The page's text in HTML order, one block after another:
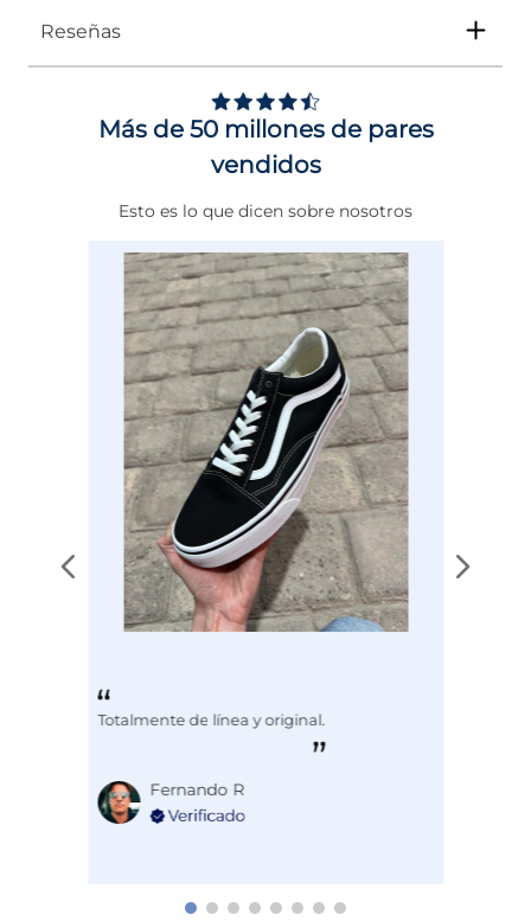
Tipo
Género Niña
ENTRE 3 Y 4 CMS
NORMAL
NEGRO
COMBATE
Reseñas
Más de 50 millones de pares
vendidos
Esto es lo que dicen sobre nosotros
Totalmente de línea y original.
Fernando R